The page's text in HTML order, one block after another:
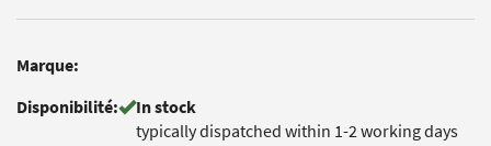
Marque:
Disponibilité:
In stock
typically dispatched within 1-2 working days